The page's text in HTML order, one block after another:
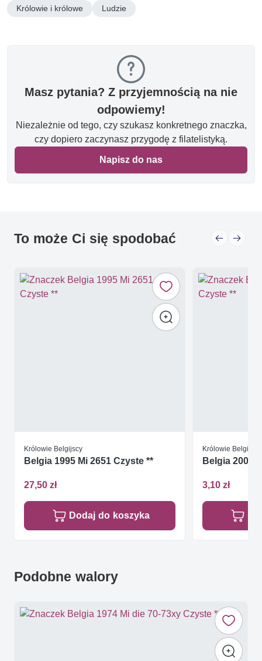
Królowie i królowe
Ludzie
Masz pytania? Z przyjemnością na nie
odpowiemy!
Niezależnie od tego, czy szukasz konkretnego znaczka,
czy dopiero zaczynasz przygodę z filatelistyką.
Napisz do nas
To może Ci się spodobać
Królowie Belgijscy
Belgia 1995 Mi 2651 Czyste **
27,50 zł
Dodaj do koszyka
Królowie Belgijscy
Belgia 2006
3,10 zł
Podobne walory